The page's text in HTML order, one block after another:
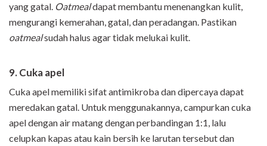
yang gatal. Oatmealdapat membantu menenangkan kulit,
mengurangi kemerahan, gatal, dan peradangan. Pastikan
oatmealsudah halus agar tidak melukai kulit.
9. Cuka apel
Cuka apel memiliki sifat antimikroba dan dipercaya dapat
meredakan gatal. Untuk menggunakannya, campurkan cuka
apel dengan air matang dengan perbandingan 1:1, lalu
celupkan kapas atau kain bersih ke larutan tersebut dan